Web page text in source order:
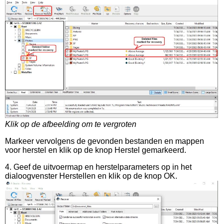
Klik op de afbeelding om te vergroten
Markeer vervolgens de gevonden bestanden en mappen
voor herstel en klik op de knop Herstel gemarkeerd.
4. Geef de uitvoermap en herstelparameters op in het
dialoogvenster Herstellen en klik op de knop OK.